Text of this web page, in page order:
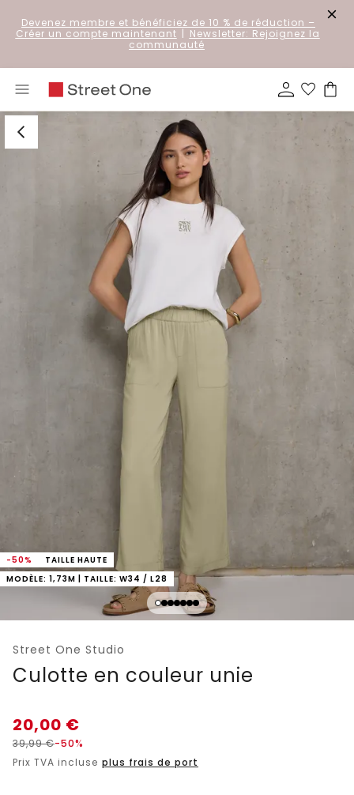
Devenez membre et bénéficiez de 10 % de réduction –
Créer un compte maintenant | Newsletter: Rejoignez la
communauté
-50%
TAILLE HAUTE
MODÈLE: 1,73M | TAILLE: W34 / L28
Street One Studio
Culotte en couleur unie
20,00 €
39,99€-50%
Prix TVA incluse plus frais de port